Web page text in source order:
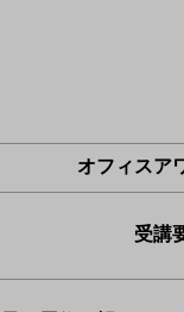
オフィスア
受講